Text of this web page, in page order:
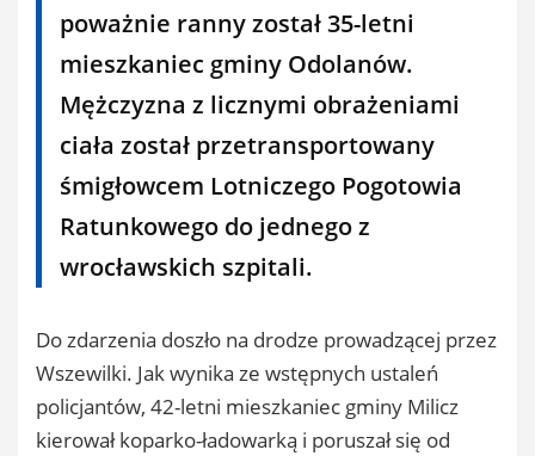
poważnie ranny został 35-letni
mieszkaniec gminy Odolanów.
Mężczyzna z licznymi obrażeniami
ciała został przetransportowany
śmigłowcem Lotniczego Pogotowia
Ratunkowego do jednego z
wrocławskich szpitali.
Do zdarzenia doszło na drodze prowadzącej przez
Wszewilki. Jak wynika ze wstępnych ustaleń
policjantów, 42-letni mieszkaniec gminy Milicz
kierował koparko-ładowarką i poruszał się od